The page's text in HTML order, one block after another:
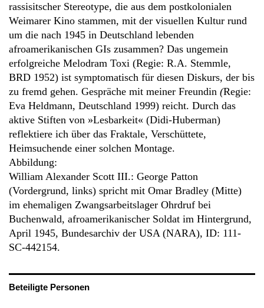
rassisitscher Stereotype, die aus dem postkolonialen
Weimarer Kino stammen, mit der visuellen Kultur rund
um die nach 1945 in Deutschland lebenden
afroamerikanischen GIs zusammen? Das ungemein
erfolgreiche Melodram Toxi (Regie: R.A. Stemmle,
BRD 1952) ist symptomatisch für diesen Diskurs, der bis
zu fremd gehen. Gespräche mit meiner Freundin (Regie:
Eva Heldmann, Deutschland 1999) reicht. Durch das
aktive Stiften von »Lesbarkeit« (Didi-Huberman)
reflektiere ich über das Fraktale, Verschüttete,
Heimsuchende einer solchen Montage.
Abbildung:
William Alexander Scott III.: George Patton
(Vordergrund, links) spricht mit Omar Bradley (Mitte)
im ehemaligen Zwangsarbeitslager Ohrdruf bei
Buchenwald, afroamerikanischer Soldat im Hintergrund,
April 1945, Bundesarchiv der USA (NARA), ID: 111-
SC-442154.
Beteiligte Personen